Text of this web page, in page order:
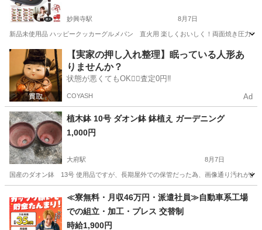
妙興寺駅 8月7日
新品未使用品 ハッピークッカーグルメパン 直火用 楽しくおいしく！両面焼き圧力フ
愛知 一宮市 妙興寺駅 調理器具 フライパン
【実家の押し入れ整理】眠っている人形あ
りませんか？
状態が悪くてもOK🙆‍♀️査定0円‼️
COYASH Ad
植木鉢 10号 ダオン鉢 鉢植え ガーデニング
1,000円
大府駅 8月7日
国産のダオン鉢 13号 使用品ですが、長期屋外での保管だった為、画像通り汚れがあ
大府駅 その他 10号
≪寮無料・月収46万円・派遣社員≫自動車系工場
での組立・加工・プレス 交替制
時給1,900円